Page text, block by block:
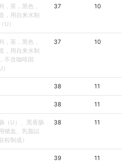
，茶，黑色，
，用自来水制
U）
37 10
，茶，黑色，
，用自来水制
不含咖啡因
）
37 10
38 11
38 11
（U）、黑香肠
用猪血、乳脂以
粒制成）
38 11
39 11